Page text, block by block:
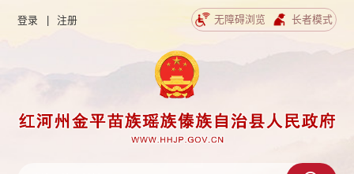
登录 | 注册 无障碍浏览 长者模式